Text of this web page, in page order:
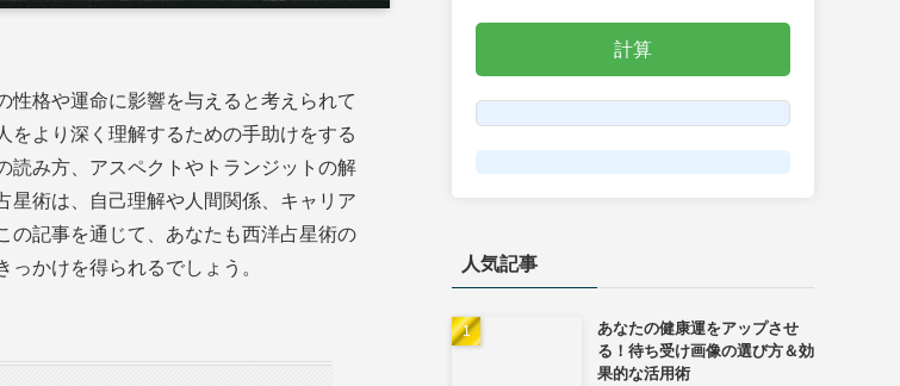
性格や運命に影響を与えると考えられて
をより深く理解するための手助けをする
読み方、アスペクトやトランジットの解
星術は、自己理解や人間関係、キャリア
の記事を通じて、あなたも西洋占星術の
かけを得られるでしょう。
人気記事
あなたの健康運をアップさせ
る！待ち受け画像の選び方＆効
果的な活用術